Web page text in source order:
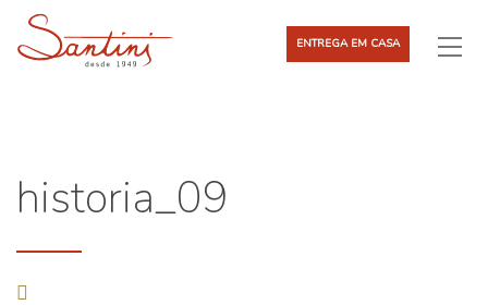
ENTREGA EM CASA
historia_09